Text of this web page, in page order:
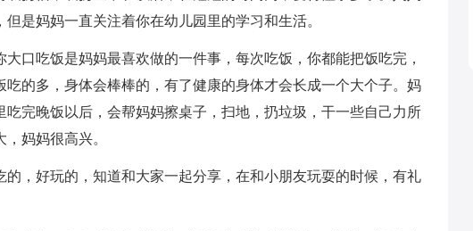
是妈妈一直关注着你在幼儿园里的学习和生活。
口吃饭是妈妈最喜欢做的一件事，每次吃饭，你都能把饭吃完，
的多，身体会棒棒的，有了健康的身体才会长成一个大个子。妈
完晚饭以后，会帮妈妈擦桌子，扫地，扔垃圾，干一些自己力所
妈妈很高兴。
，好玩的，知道和大家一起分享，在和小朋友玩耍的时候，有礼